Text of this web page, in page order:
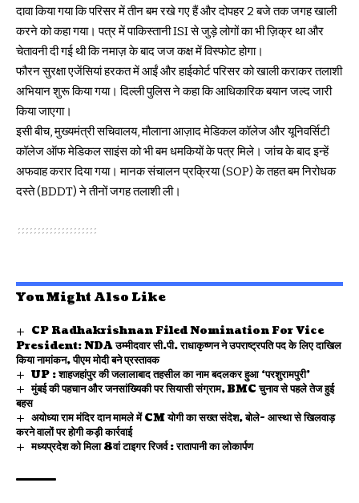
दावा किया गया कि परिसर में तीन बम रखे गए हैं और दोपहर 2 बजे तक जगह खाली
करने को कहा गया। पत्र में पाकिस्तानी ISI से जुड़े लोगों का भी ज़िक्र था और
चेतावनी दी गई थी कि नमाज़ के बाद जज कक्ष में विस्फोट होगा।
फौरन सुरक्षा एजेंसियां हरकत में आईं और हाईकोर्ट परिसर को खाली कराकर तलाशी
अभियान शुरू किया गया। दिल्ली पुलिस ने कहा कि आधिकारिक बयान जल्द जारी
किया जाएगा।
इसी बीच, मुख्यमंत्री सचिवालय, मौलाना आज़ाद मेडिकल कॉलेज और यूनिवर्सिटी
कॉलेज ऑफ मेडिकल साइंस को भी बम धमकियों के पत्र मिले। जांच के बाद इन्हें
अफवाह करार दिया गया। मानक संचालन प्रक्रिया (SOP) के तहत बम निरोधक
दस्ते (BDDT) ने तीनों जगह तलाशी ली।
You Might Also Like
CP Radhakrishnan Filed Nomination For Vice
President: NDA उम्मीदवार सी.पी. राधाकृष्णन ने उपराष्ट्रपति पद के लिए दाखिल
किया नामांकन, पीएम मोदी बने प्रस्तावक
UP : शाहजहांपुर की जलालाबाद तहसील का नाम बदलकर हुआ ‘परशुरामपुरी’
मुंबई की पहचान और जनसांख्यिकी पर सियासी संग्राम, BMC चुनाव से पहले तेज हुई
बहस
अयोध्या राम मंदिर दान मामले में CM योगी का सख्त संदेश, बोले- आस्था से खिलवाड़
करने वालों पर होगी कड़ी कार्रवाई
मध्यप्रदेश को मिला 8वां टाइगर रिजर्व : रातापानी का लोकार्पण